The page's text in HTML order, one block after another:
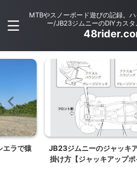
MTBやスノーボード遊びの記録。
ー/JB23ジムニーのDIYカス
&ウマの
【ドライブ快適】JB64/
にアームレスト取り付